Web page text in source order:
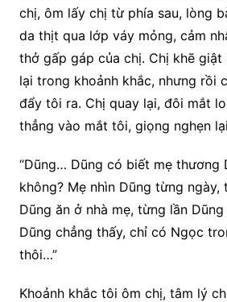
chị, ôm lấy chị từ phía sau, lòng
da thịt qua lớp váy mỏng, cảm
thở gấp gáp của chị. Chị khẽ giật
lại trong khoảnh khắc, nhưng rồi
đẩy tôi ra. Chị quay lại, đôi mắt
thẳng vào mắt tôi, giọng nghẹn
“Dũng… Dũng có biết mẹ thương
không? Mẹ nhìn Dũng từng ngày,
Dũng ăn ở nhà mẹ, từng lần
Dũng chẳng thấy, chỉ có Ngọc
thôi…”
Khoảnh khắc tôi ôm chị, tâm lý